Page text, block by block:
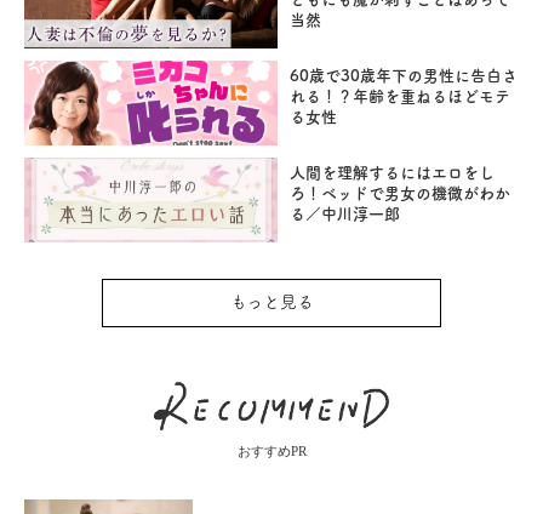
当然
60歳で30歳年下の男性に告白さ
れる！？年齢を重ねるほどモテ
る女性
人間を理解するにはエロをし
ろ！ベッドで男女の機微がわか
る／中川淳一郎
もっと見る
おすすめPR